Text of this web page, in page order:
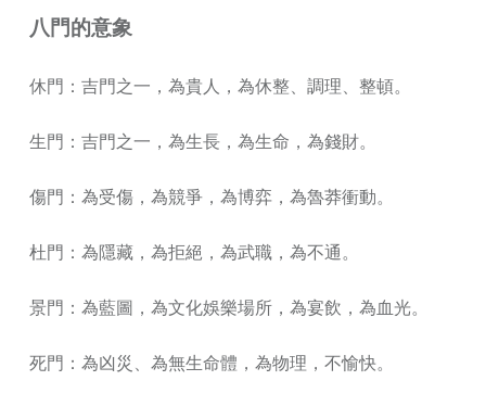
八門的意象
休門：吉門之一，為貴人，為休整、調理、整頓。
生門：吉門之一，為生長，為生命，為錢財。
傷門：為受傷，為競爭，為博弈，為魯莽衝動。
杜門：為隱藏，為拒絕，為武職，為不通。
景門：為藍圖，為文化娛樂場所，為宴飲，為血光。
死門：為凶災、為無生命體，為物理，不愉快。